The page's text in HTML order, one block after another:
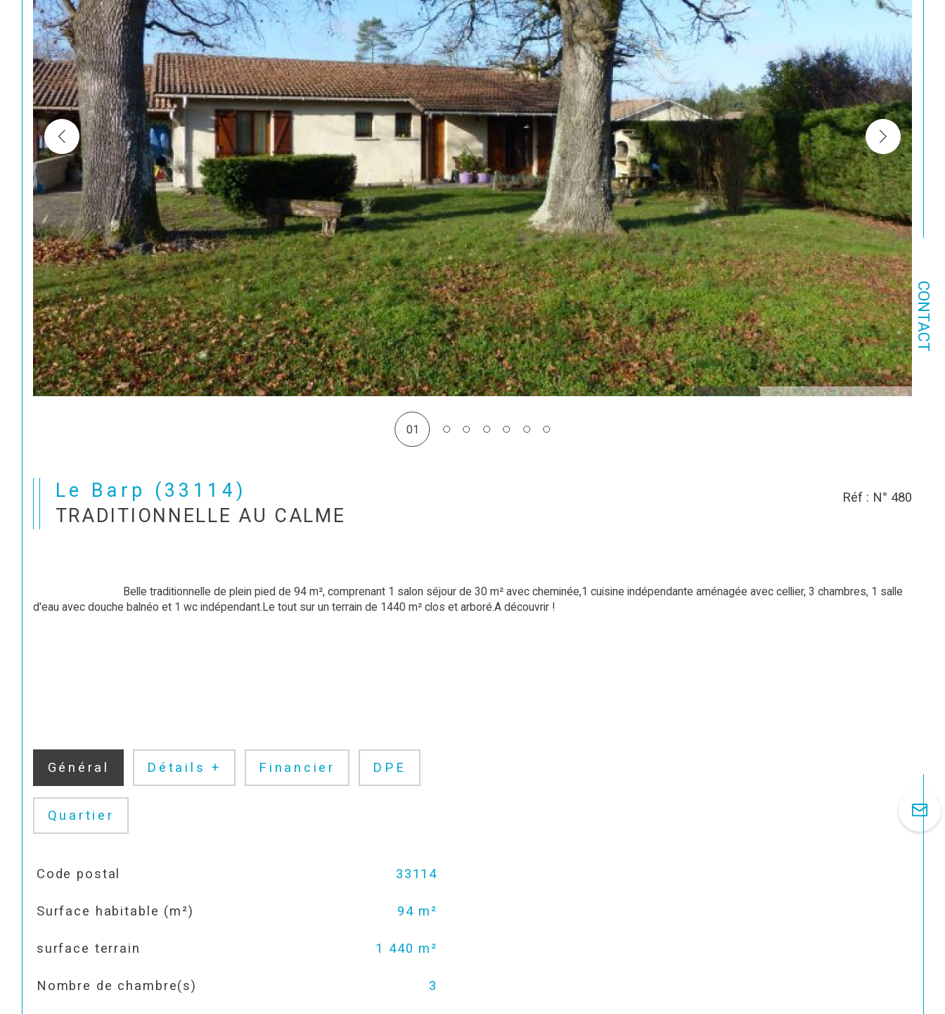
CONTACT
01
Le Barp (33114)
TRADITIONNELLE AU CALME
Réf : N° 480
d'eau avec douche balnéo et 1 wc indépendant.Le tout sur un terrain de 1440 m² clos et arboré.A découvrir !
Général Détails + Financier DPE
Quartier
TRAD_SIROCCO_Caracteristique
Code postal 33114
Surface habitable (m²) 94 m²
surface terrain 1 440 m²
Nombre de chambre(s) 3